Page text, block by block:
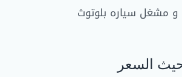
مشغل سياره بلوتوث
السعر